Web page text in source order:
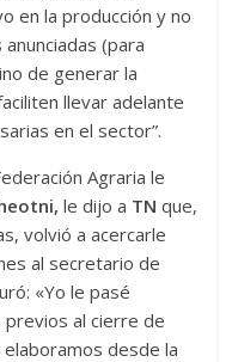
en la producción y no
(para
de generar la
llevar adelante
en el sector”.
Agraria le
le dijo a TNque,
volvió a acercarle
al secretario de
«Yo le pasé
previos al cierre de
desde la